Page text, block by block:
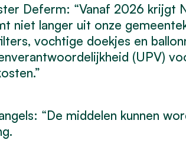
Deferm: “Vanaf 2026 krijgt
niet langer uit onze
vochtige doekjes en
(UPV)
“De middelen kunnen